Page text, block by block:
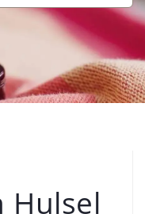
Hulsel